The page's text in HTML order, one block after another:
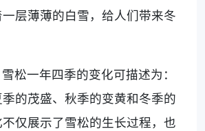
层薄薄的白雪，给人们带来冬
松一年四季的变化可描述为：
的茂盛、秋季的变黄和冬季的
仅展示了雪松的生长过程，也